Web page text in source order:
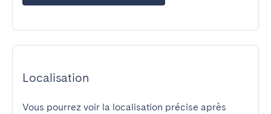
Localisation
Vous pourrez voir la localisation précise après